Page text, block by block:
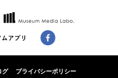
グ プライバシーポリシー